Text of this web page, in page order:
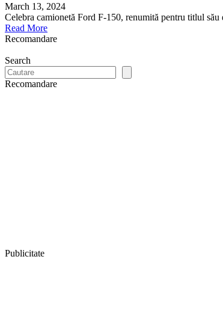
March 13, 2024
Celebra camionetă Ford F-150, renumită pentru titlul
Read More
Recomandare
Search
Recomandare
Publicitate